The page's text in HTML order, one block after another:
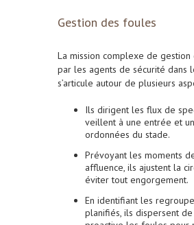
Gestion des foules
La mission complexe de
par les agents de sécurité dans
s’articule autour de plusieurs
Ils dirigent les flux de
veillent à une entrée et
ordonnées du stade.
Prévoyant les moments
affluence, ils ajustent la
éviter tout engorgement.
En identifiant les
planifiés, ils dispersent